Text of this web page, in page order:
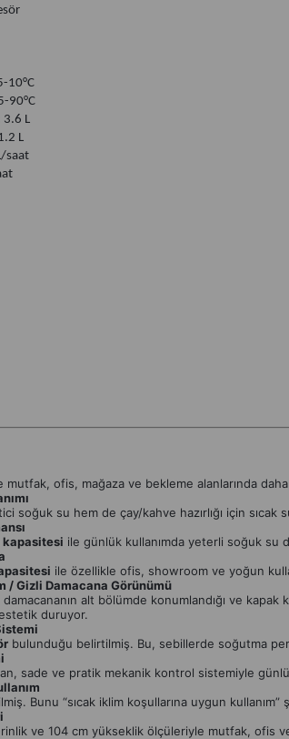
10°C
90°C
3.6 L
L
saat
mutfak, ofis, mağaza ve bekleme alanlarında
soğuk su hem de çay/kahve hazırlığı için sıcak
kapasitesi ile günlük kullanımda yeterli soğuk su
ile özellikle ofis, showroom ve yoğun
/ Gizli Damacana Görünümü
alt bölümde konumlandığı ve kapak
duruyor.
bulunduğu belirtilmiş. Bu, sebillerde soğutma
sade ve pratik mekanik kontrol sistemiyle
Bunu “sıcak iklim koşullarına uygun
ve 104 cm yükseklik ölçüleriyle mutfak, ofis